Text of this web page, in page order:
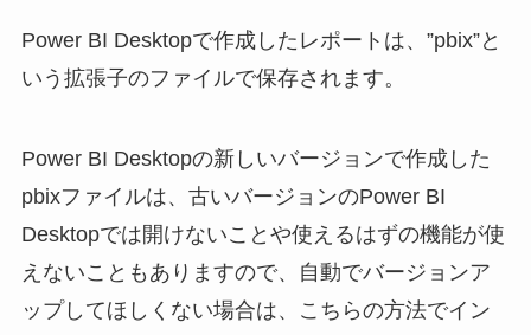
Power BI Desktopで作成したレポートは、”pbix”と
いう拡張子のファイルで保存されます。
Power BI Desktopの新しいバージョンで作成した
pbixファイルは、古いバージョンのPower BI
Desktopでは開けないことや使えるはずの機能が使
えないこともありますので、自動でバージョンア
ップしてほしくない場合は、こちらの方法でイン